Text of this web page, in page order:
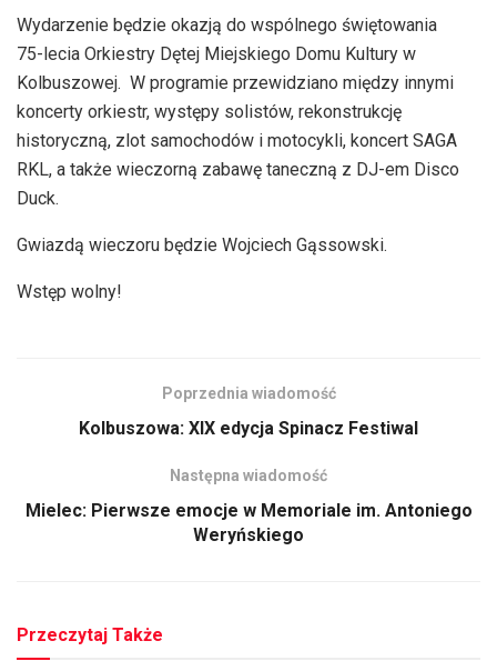
Wydarzenie będzie okazją do wspólnego świętowania
75-lecia Orkiestry Dętej Miejskiego Domu Kultury w
Kolbuszowej. W programie przewidziano między innymi
koncerty orkiestr, występy solistów, rekonstrukcję
historyczną, zlot samochodów i motocykli, koncert SAGA
RKL, a także wieczorną zabawę taneczną z DJ-em Disco
Duck.
Gwiazdą wieczoru będzie Wojciech Gąssowski.
Wstęp wolny!
Poprzednia wiadomość
Kolbuszowa: XIX edycja Spinacz Festiwal
Następna wiadomość
Mielec: Pierwsze emocje w Memoriale im. Antoniego
Weryńskiego
Przeczytaj Także
MIELEC/DĘBICA/KOLBUSZOWA